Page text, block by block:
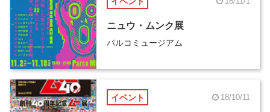
ニュウ・ムンク展
パルコミュージアム
イベント 18/10/11